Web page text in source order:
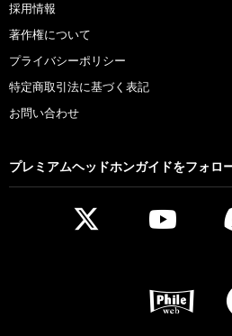
採用情報
著作権について
プライバシーポリシー
特定商取引法に基づく表記
お問い合わせ
プレミアムヘッドホンガイドをフォロ